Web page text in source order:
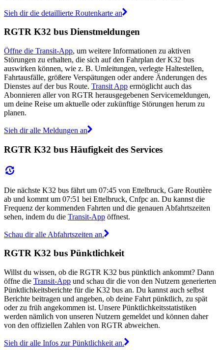
Sieh dir die detaillierte Routenkarte an
RGTR K32 bus Dienstmeldungen
Öffne die Transit-App, um weitere Informationen zu aktiven
Störungen zu erhalten, die sich auf den Fahrplan der K32 bus
auswirken können, wie z. B. Umleitungen, verlegte Haltestellen,
Fahrtausfälle, größere Verspätungen oder andere Änderungen des
Dienstes auf der bus Route. Transit App ermöglicht auch das
Abonnieren aller von RGTR herausgegebenen Servicemeldungen,
um deine Reise um aktuelle oder zukünftige Störungen herum zu
planen.
Sieh dir alle Meldungen an
RGTR K32 bus Häufigkeit des Services
Die nächste K32 bus fährt um 07:45 von Ettelbruck, Gare Routière
ab und kommt um 07:51 bei Ettelbruck, Cnfpc an. Du kannst die
Frequenz der kommenden Fahrten und die genauen Abfahrtszeiten
sehen, indem du die Transit-App öffnest.
Schau dir alle Abfahrtszeiten an.
RGTR K32 bus Pünktlichkeit
Willst du wissen, ob die RGTR K32 bus pünktlich ankommt? Dann
öffne die Transit-App und schau dir die von den Nutzern generierten
Pünktlichkeitsberichte für die K32 bus an. Du kannst auch selbst
Berichte beitragen und angeben, ob deine Fahrt pünktlich, zu spät
oder zu früh angekommen ist. Unsere Pünktlichkeitsstatistiken
werden nämlich von unseren Nutzern gemeldet und können daher
von den offiziellen Zahlen von RGTR abweichen.
Sieh dir alle Infos zur Pünktlichkeit an.